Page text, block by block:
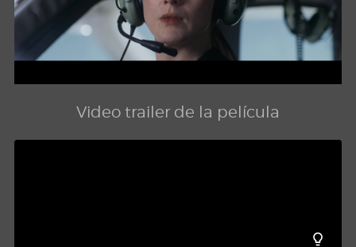
Video trailer de la película